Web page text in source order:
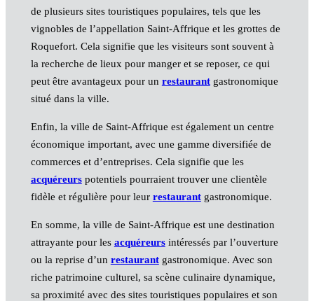
de plusieurs sites touristiques populaires, tels que les
vignobles de l’appellation Saint-Affrique et les grottes de
Roquefort. Cela signifie que les visiteurs sont souvent à
la recherche de lieux pour manger et se reposer, ce qui
peut être avantageux pour un restaurantgastronomique
situé dans la ville.
Enfin, la ville de Saint-Affrique est également un centre
économique important, avec une gamme diversifiée de
commerces et d’entreprises. Cela signifie que les
acquéreurspotentiels pourraient trouver une clientèle
fidèle et régulière pour leur restaurantgastronomique.
En somme, la ville de Saint-Affrique est une destination
attrayante pour les acquéreursintéressés par l’ouverture
ou la reprise d’un restaurantgastronomique. Avec son
riche patrimoine culturel, sa scène culinaire dynamique,
sa proximité avec des sites touristiques populaires et son